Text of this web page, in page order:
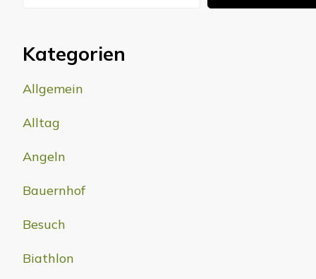
Kategorien
Allgemein
Alltag
Angeln
Bauernhof
Besuch
Biathlon